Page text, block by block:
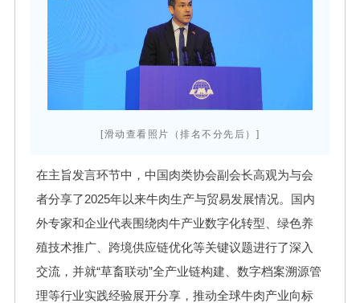
[滑动查看照片（排名不分先后）]
在主旨发言环节中，中国肉类协会副会长高观为与会
者分享了2025年以来牛肉生产与贸易发展情况。国内
外专家和企业代表围绕肉牛产业数字化转型、绿色养
殖技术推广、跨境供应链优化等关键议题进行了深入
交流，并就“草畜联动”全产业链构建、数字档案溯源管
理等行业实践经验展开分享，推动全球牛肉产业向标